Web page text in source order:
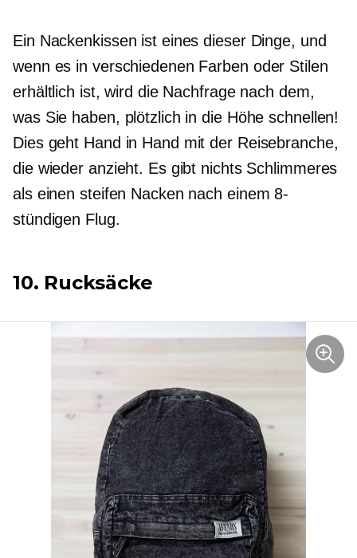
Ein Nackenkissen ist eines dieser Dinge, und
wenn es in verschiedenen Farben oder Stilen
erhältlich ist, wird die Nachfrage nach dem,
was Sie haben, plötzlich in die Höhe schnellen!
Dies geht Hand in Hand mit der Reisebranche,
die wieder anzieht. Es gibt nichts Schlimmeres
als einen steifen Nacken nach einem 8-
stündigen Flug.
10. Rucksäcke